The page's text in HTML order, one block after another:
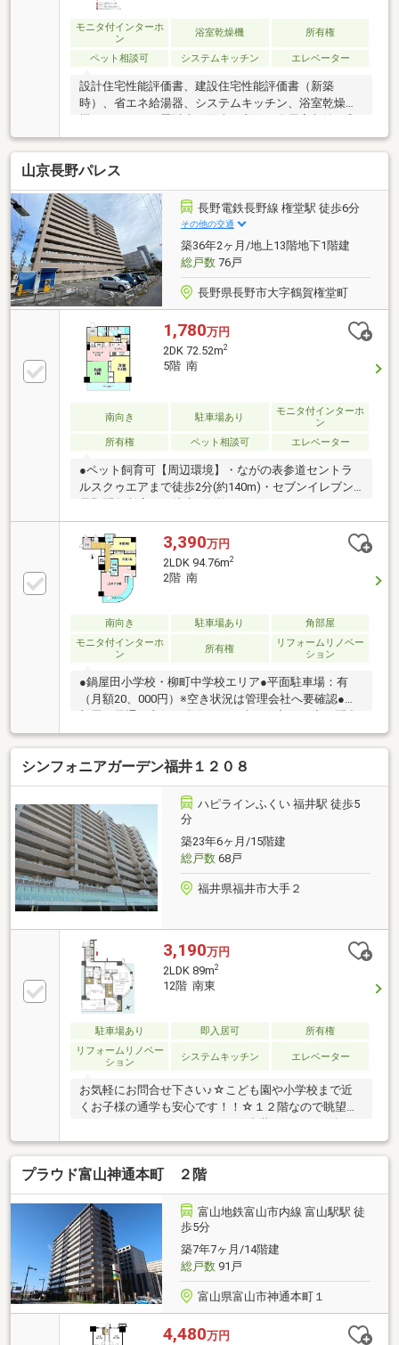
を設けており、雨や雪の吹込みが少なく出入りできま
す。・リビングダイニング、洋室の天井高は約2.5mを
確保しており、開放感が感じられます。
モニタ付インターホ
ン
浴室乾燥機 所有権
ペット相談可 システムキッチン エレベーター
設計住宅性能評価書、建設住宅性能評価書（新築
時）、省エネ給湯器、システムキッチン、浴室乾燥
室、シャワー付洗面化粧台、対面式キッチン、セキュ
リティ充実、バリアフリー、東南向き、複層ガラス、
オートバス、高速ネット対応、温水洗浄便座、ＴＶモ
ニタ付インターホン、通風良好、全居室フローリン
グ、ウォークインクローゼット、全居室６畳以上、Ｉ
Ｈクッキングヒーター、ペット相談、BS・CS・
CATV、小学校 徒歩10分以内、エレベーター、宅配ボ
ックス
山京長野パレス
長野電鉄長野線 権堂駅 徒歩6分
その他の交通
築36年2ヶ月/地上13階地下1階建
総戸数76戸
長野県長野市大字鶴賀権堂町
1,780万円
2DK 72.52m2
5階 南
南向き 駐車場あり
モニタ付インターホ
ン
所有権
ペット相談可 エレベーター
●ペット飼育可【周辺環境】・ながの表参道セントラ
ルスクゥエアまで徒歩2分(約140m)・セブンイレブン
ト長野大通り店まで徒歩5分(約370m)・綿半スーパー
センター権堂店まで徒歩7分(約560m)・TOMATO食品
館まで徒歩7分(約520m)・長野グランドシネマズまで
徒歩7分(約550m)・長野中央病院まで徒歩9分(約
710m)・長野市役所まで徒歩11分(約880m)
3,390万円
2LDK 94.76m2
2階 南
南向き 駐車場あり
角部屋
モニタ付インターホ
ン
所有権
リフォームリノベー
ション
●鍋屋田小学校・柳町中学校エリア●平面駐車場：有
（月額20、000円）※空き状況は管理会社へ要確認●角
せは下記お電話番号やホームページでも受付中！！・
フリーダイヤル 【 0120-055-779 】・ホームページ
【 ハウスドゥ長野柳町 】 で検索
シンフォニアガーデン福井１２０８
ハピラインふくい 福井駅 徒歩5
分
築23年6ヶ月/15階建
総戸数68戸
福井県福井市大手２
3,190万円
2LDK 89m2
12階 南東
駐車場あり 即入居可
所有権
リフォームリノベー
ション
システムキッチン エレベーター
お気軽にお問合せ下さい♪☆こども園や小学校まで近
くお子様の通学も安心です！！☆１２階なので眺望量
お渡し☆シューズボックス付きの、収納の多い玄関☆
眺望良好
プラウド富山神通本町 ２階
富山地鉄富山市内線 富山駅駅 徒
歩5分
築7年7ヶ月/14階建
総戸数91戸
富山県富山市神通本町１
4,480万円